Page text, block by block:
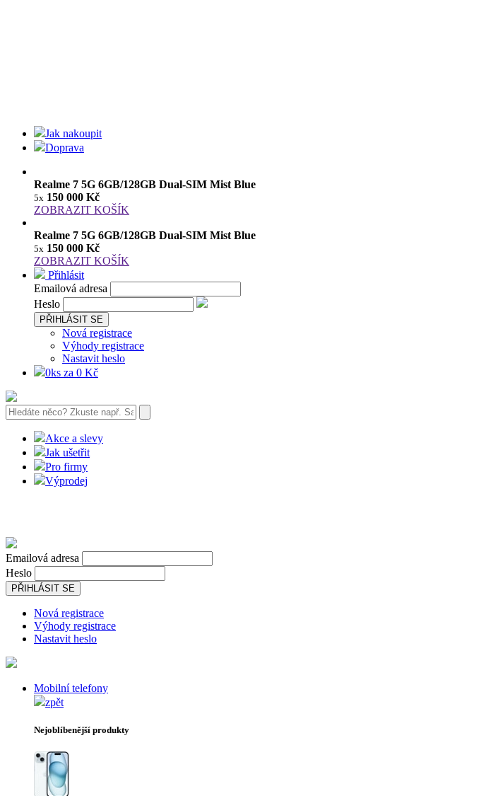
Jak nakoupit
Doprava
Realme 7 5G 6GB/128GB Dual-SIM Mist Blue
5x 150 000 Kč
ZOBRAZIT KOŠÍK
Realme 7 5G 6GB/128GB Dual-SIM Mist Blue
5x 150 000 Kč
ZOBRAZIT KOŠÍK
Přihlásit
Emailová adresa
Heslo
PŘIHLÁSIT SE
Nová registrace
Výhody registrace
Nastavit heslo
0ks za 0 Kč
Akce a slevy
Jak ušetřit
Pro firmy
Výprodej
Emailová adresa
Heslo
PŘIHLÁSIT SE
Nová registrace
Výhody registrace
Nastavit heslo
Mobilní telefony
zpět
Nejoblíbenější produkty